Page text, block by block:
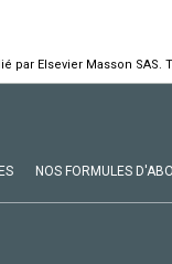
Elsevier Masson SAS.
NOS FORMULES